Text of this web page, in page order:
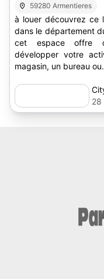
59280 Armentieres
à louer découvrez ce
dans le département
cet espace offre
développer votre
magasin, un bureau
28